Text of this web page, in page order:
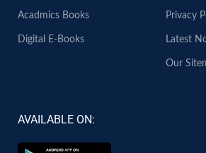
Acadmics Books
Digital E-Books
Privacy
Latest
Our
AVAILABLE ON: